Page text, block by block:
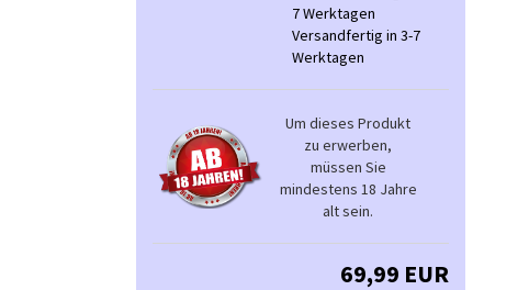
Versandfertig in 3-7
Werktagen
Um dieses Produkt
zu erwerben,
müssen Sie
mindestens 18 Jahre
alt sein.
69,99 EUR